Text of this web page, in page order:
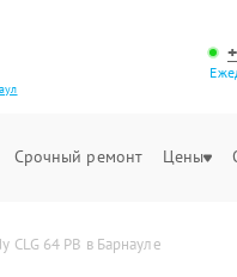
Срочный ремонт Цены
CLG 64 PB в Барнауле